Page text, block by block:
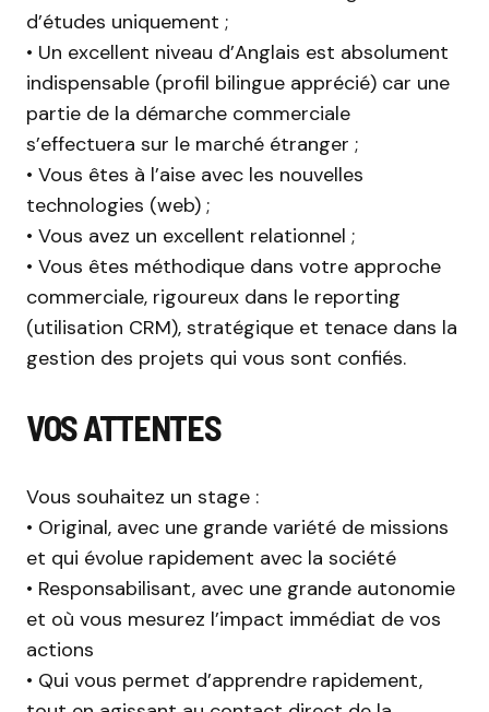
d’études uniquement ;
• Un excellent niveau d’Anglais est absolument
indispensable (profil bilingue apprécié) car une
partie de la démarche commerciale
s’effectuera sur le marché étranger ;
• Vous êtes à l’aise avec les nouvelles
technologies (web) ;
• Vous avez un excellent relationnel ;
• Vous êtes méthodique dans votre approche
commerciale, rigoureux dans le reporting
(utilisation CRM), stratégique et tenace dans la
gestion des projets qui vous sont confiés.
VOS ATTENTES
Vous souhaitez un stage :
• Original, avec une grande variété de missions
et qui évolue rapidement avec la société
• Responsabilisant, avec une grande autonomie
et où vous mesurez l’impact immédiat de vos
actions
• Qui vous permet d’apprendre rapidement,